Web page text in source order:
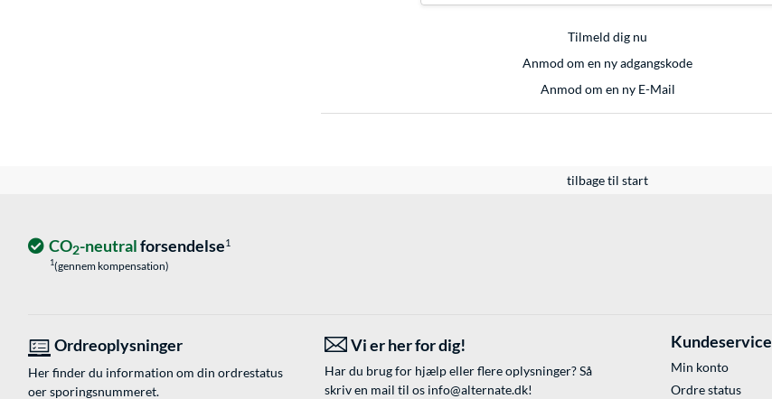
Tilmeld dig nu
Anmod om en ny adgangskode
Anmod om en ny E-Mail
tilbage til start
CO2-neutralforsendelse1
1(gennem kompensation)
Ordreoplysninger
Her finder du information om din ordrestatus
oer sporingsnummeret.
Vi er her for dig!
Har du brug for hjælp eller flere oplysninger? Så
skriv en mail til os info@alternate.dk!
Kundeservice
Min konto
Ordre status